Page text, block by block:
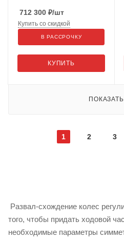
712 300 ₽/шт
КУПИТЬ
Купить со скидкой
В РАССРОЧКУ
1 2 3
Развал-схождение колес
того, чтобы придать ходовой
необходимые параметры